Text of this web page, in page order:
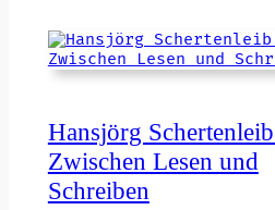
Hansjörg
Zwischen Lesen und
Schreiben